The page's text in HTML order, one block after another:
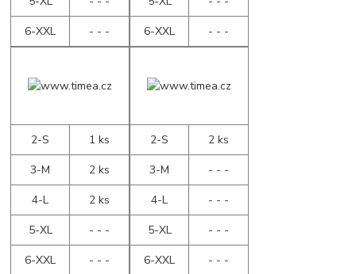
6-XXL
- - -
6-XXL
- - -
2-S
1 ks
3-M
2 ks
4-L
2 ks
5-XL
- - -
6-XXL
- - -
2-S
2 ks
3-M
- - -
4-L
- - -
5-XL
- - -
6-XXL
- - -